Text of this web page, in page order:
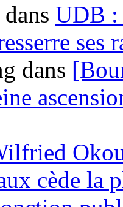
dans UDB :
ses
dans
cède la